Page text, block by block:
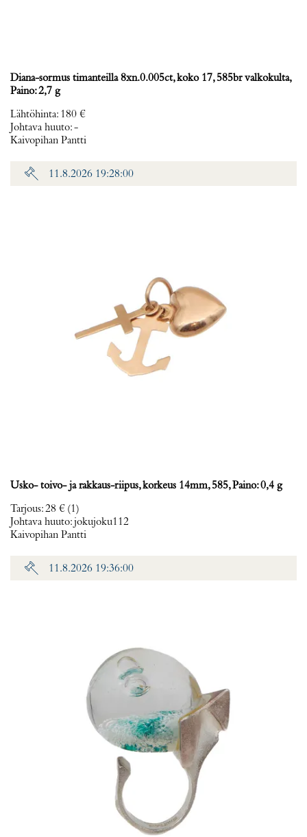
Diana-sormus timanteilla 8xn.0.005ct, koko 17, 585br valkokulta,
Paino: 2,7 g
Lähtöhinta: 180 €
Johtava huuto:-
Kaivopihan Pantti
11.8.2026 19:28:00
Usko- toivo- ja rakkaus-riipus, korkeus 14mm, 585, Paino: 0,4 g
Tarjous:28 € (1)
Johtava huuto:jokujoku112
Kaivopihan Pantti
11.8.2026 19:36:00